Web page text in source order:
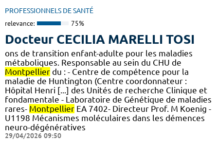
PROFESSIONNELS DE SANTÉ
relevance: 75%
Docteur CECILIA MARELLI TOSI
ons de transition enfant-adulte pour les maladies
métaboliques. Responsable au sein du CHU de
Montpellier du : - Centre de compétence pour la
maladie de Huntington (Centre coordonnateur :
Hôpital Henri [...] des Unités de recherche Clinique et
fondamentale - Laboratoire de Génétique de maladies
rares- Montpellier EA 7402- Directeur Prof. M Koenig -
U1198 Mécanismes moléculaires dans les démences
neuro-dégénératives
29/04/2026 09:50